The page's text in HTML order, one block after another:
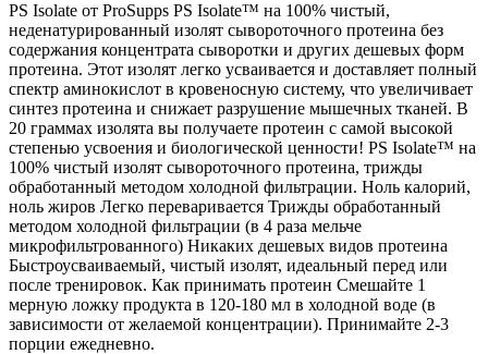
PS Isolate от ProSupps PS Isolate™ на 100% чистый,
неденатурированный изолят сывороточного протеина без
содержания концентрата сыворотки и других дешевых форм
протеина. Этот изолят легко усваивается и доставляет полный
спектр аминокислот в кровеносную систему, что увеличивает
синтез протеина и снижает разрушение мышечных тканей. В
20 граммах изолята вы получаете протеин с самой высокой
степенью усвоения и биологической ценности! PS Isolate™ на
100% чистый изолят сывороточного протеина, трижды
обработанный методом холодной фильтрации. Ноль калорий,
ноль жиров Легко переваривается Трижды обработанный
методом холодной фильтрации (в 4 раза мельче
микрофильтрованного) Никаких дешевых видов протеина
Быстроусваиваемый, чистый изолят, идеальный перед или
после тренировок. Как принимать протеин Смешайте 1
мерную ложку продукта в 120-180 мл в холодной воде (в
зависимости от желаемой концентрации). Принимайте 2-3
порции ежедневно.